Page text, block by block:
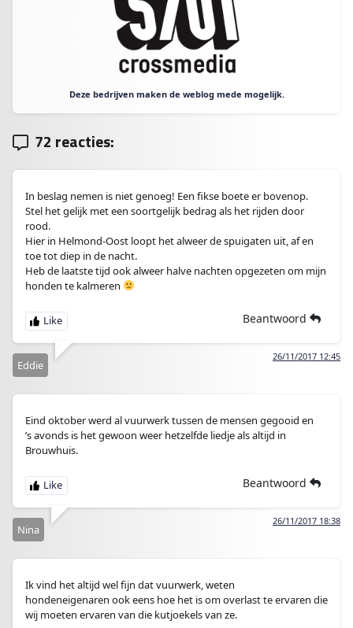
Deze bedrijven maken de weblog mede mogelijk.
72 reacties:
In beslag nemen is niet genoeg! Een fikse boete er bovenop.
Stel het gelijk met een soortgelijk bedrag als het rijden door
rood.
Hier in Helmond-Oost loopt het alweer de spuigaten uit, af en
toe tot diep in de nacht.
Heb de laatste tijd ook alweer halve nachten opgezeten om mijn
honden te kalmeren
Beantwoord
26/11/2017 12:45
Eddie
Eind oktober werd al vuurwerk tussen de mensen gegooid en
’s avonds is het gewoon weer hetzelfde liedje als altijd in
Brouwhuis.
Beantwoord
26/11/2017 18:38
Nina
Ik vind het altijd wel fijn dat vuurwerk, weten
hondeneigenaren ook eens hoe het is om overlast te ervaren die
wij moeten ervaren van die kutjoekels van ze.